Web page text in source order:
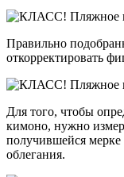
Правильно
откорректировать
Для того, чтобы
кимоно, нужно
получившейся мерке
облегания.